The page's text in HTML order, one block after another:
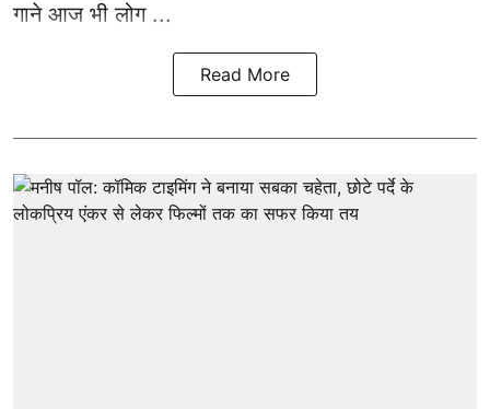
गाने आज भी लोग ...
Read More